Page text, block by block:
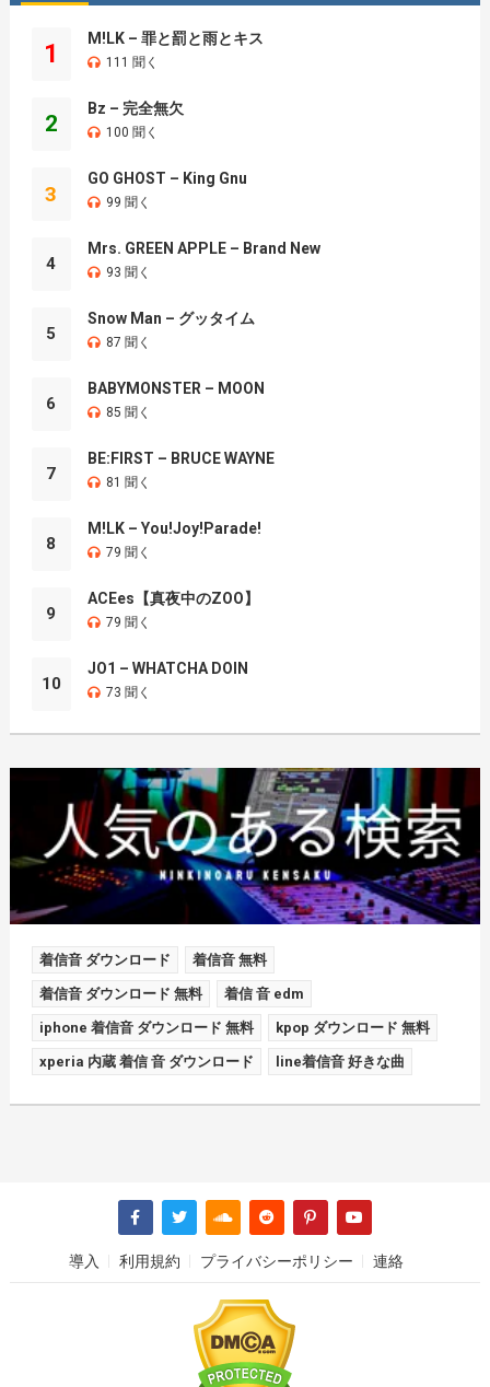
1
M!LK – 罪と罰と雨とキス
111 聞く
2
Bz – 完全無欠
100 聞く
3
GO GHOST – King Gnu
99 聞く
4
Mrs. GREEN APPLE – Brand New
93 聞く
5
Snow Man – グッタイム
87 聞く
6
BABYMONSTER – MOON
85 聞く
7
BE:FIRST – BRUCE WAYNE
81 聞く
8
M!LK – You!Joy!Parade!
79 聞く
9
ACEes【真夜中のZOO】
79 聞く
10
JO1 – WHATCHA DOIN
73 聞く
着信音 ダウンロード 着信音 無料
着信音 ダウンロード 無料 着信 音 edm
iphone 着信音 ダウンロード 無料 kpop ダウンロード 無料
xperia 内蔵 着信 音 ダウンロード line着信音 好きな曲
導入 利用規約 プライバシーポリシー 連絡